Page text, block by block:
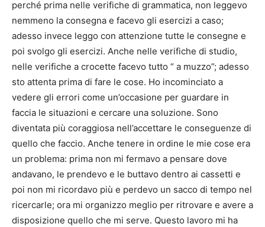
perché prima nelle verifiche di grammatica, non leggevo
nemmeno la consegna e facevo gli esercizi a caso;
adesso invece leggo con attenzione tutte le consegne e
poi svolgo gli esercizi. Anche nelle verifiche di studio,
nelle verifiche a crocette facevo tutto “ a muzzo”; adesso
sto attenta prima di fare le cose. Ho incominciato a
vedere gli errori come un’occasione per guardare in
faccia le situazioni e cercare una soluzione. Sono
diventata più coraggiosa nell’accettare le conseguenze di
quello che faccio. Anche tenere in ordine le mie cose era
un problema: prima non mi fermavo a pensare dove
andavano, le prendevo e le buttavo dentro ai cassetti e
poi non mi ricordavo più e perdevo un sacco di tempo nel
ricercarle; ora mi organizzo meglio per ritrovare e avere a
disposizione quello che mi serve. Questo lavoro mi ha